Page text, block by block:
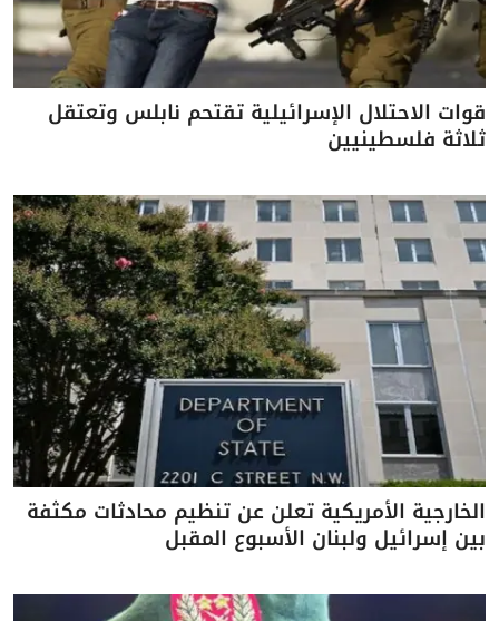
قوات الاحتلال الإسرائيلية تقتحم نابلس وتعتقل
ثلاثة فلسطينيين
الخارجية الأمريكية تعلن عن تنظيم محادثات مكثفة
بين إسرائيل ولبنان الأسبوع المقبل